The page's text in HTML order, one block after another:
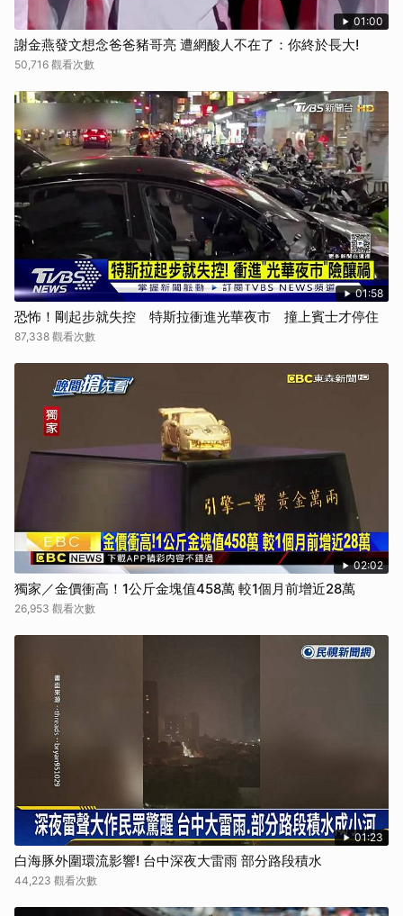
01:00
謝金燕發文想念爸爸豬哥亮 遭網酸人不在了：你終於長大!
50,716 觀看次數
01:58
恐怖！剛起步就失控 特斯拉衝進光華夜市 撞上賓士才停住
87,338 觀看次數
02:02
獨家／金價衝高！1公斤金塊值458萬 較1個月前增近28萬
26,953 觀看次數
01:23
白海豚外圍環流影響! 台中深夜大雷雨 部分路段積水
44,223 觀看次數